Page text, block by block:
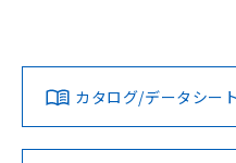
ダウンロードデータをご利
みください。
ソフトウェアの使用条件
対応済み
カタログ/データシー